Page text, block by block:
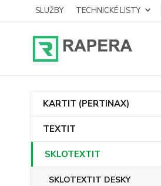
SLUŽBY TECHNICKÉ LISTY
KARTIT (PERTINAX)
TEXTIT
SKLOTEXTIT
SKLOTEXTIT DESKY